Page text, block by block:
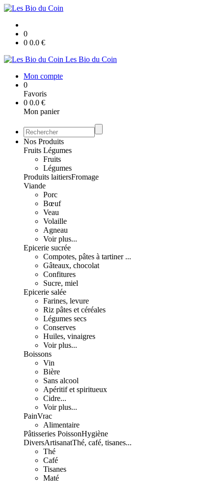
0
0 0.0 €
Les Bio du Coin
Mon compte
0
Favoris
0 0.0 €
Mon panier
Nos Produits
Fruits Légumes
Fruits
Légumes
Produits laitiersFromage
Viande
Porc
Bœuf
Veau
Volaille
Agneau
Voir plus...
Epicerie sucrée
Compotes, pâtes à tartiner ...
Gâteaux, chocolat
Confitures
Sucre, miel
Epicerie salée
Farines, levure
Riz pâtes et céréales
Légumes secs
Conserves
Huiles, vinaigres
Voir plus...
Boissons
Vin
Bière
Sans alcool
Apéritif et spiritueux
Cidre...
Voir plus...
PainVrac
Alimentaire
Pâtisseries PoissonHygiène
DiversArtisanatThé, café, tisanes...
Thé
Café
Tisanes
Maté